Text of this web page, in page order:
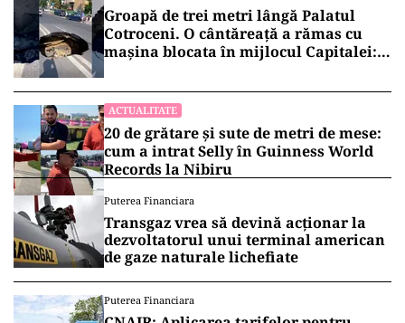
Groapă de trei metri lângă Palatul
Cotroceni. O cântăreață a rămas cu
mașina blocata în mijlocul Capitalei:
ACTUALITATE
20 de grătare și sute de metri de mese:
cum a intrat Selly în Guinness World
Records la Nibiru
Puterea Financiara
Transgaz vrea să devină acționar la
dezvoltatorul unui terminal american
de gaze naturale lichefiate
Puterea Financiara